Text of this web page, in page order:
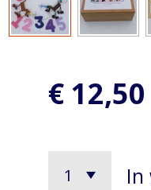
€ 12,50
In